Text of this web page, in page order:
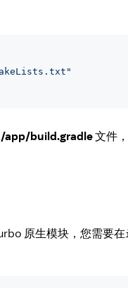
app/build.gradle文件
原生模块，您需要在